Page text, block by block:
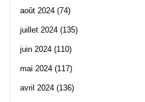
août 2024 (74)
juillet 2024 (135)
juin 2024 (110)
mai 2024 (117)
avril 2024 (136)